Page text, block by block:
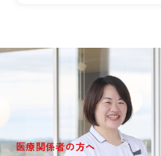
医療関係者の方へ